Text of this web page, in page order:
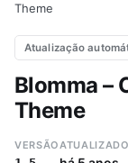
Theme
Atualização
Blomma –
Theme
VERSÃOATUALIZADO